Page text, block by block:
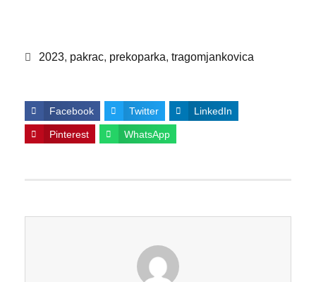
2023, pakrac, prekoparka, tragomjankovica
Facebook Twitter LinkedIn
Pinterest WhatsApp